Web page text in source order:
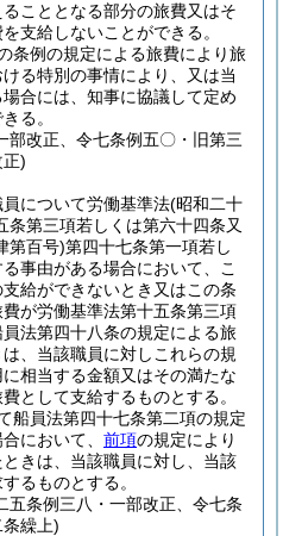
こととなる部分の旅費又はそ
支給しないことができる。
条例の規定による旅費により旅
る特別の事情により、又は当
合には、知事に協議して定め
る。
部改正、令七条例五〇・旧第三
)
について労働基準法(昭和二十
条第三項若しくは第六十四条又
第百号)第四十七条第一項若し
事由がある場合において、こ
給ができないとき又はこの条
が労働基準法第十五条第三項
法第四十八条の規定による旅
、当該職員に対しこれらの規
相当する金額又はその満たな
として支給するものとする。
船員法第四十七条第二項の規定
において、 前項の規定により
きは、当該職員に対し、当該
るものとする。
五条例三八・一部改正、令七条
繰上)